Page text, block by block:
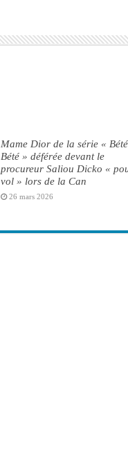
Mame Dior de la série « Bété
Bété » déférée devant le
procureur Saliou Dicko «
vol » lors de la Can
26 mars 2026